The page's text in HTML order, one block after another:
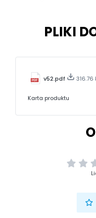
PLIKI
v52.pdf 316.76
Karta produktu